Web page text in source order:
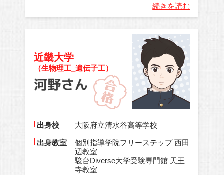
続きを読む
近畿大学
（生物理工_遺伝子工）
出身校 大阪府立清水谷高等学校
出身教室
個別指導学院フリーステップ 西田
辺教室
駿台Diverse大学受験専門館 天王
寺教室